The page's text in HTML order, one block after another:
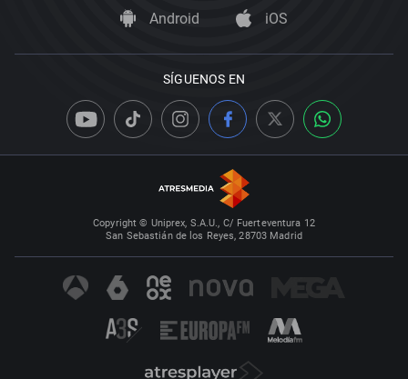
Android iOS
SÍGUENOS EN
Copyright © Uniprex, S.A.U., C/ Fuerteventura 12
San Sebastián de los Reyes, 28703 Madrid